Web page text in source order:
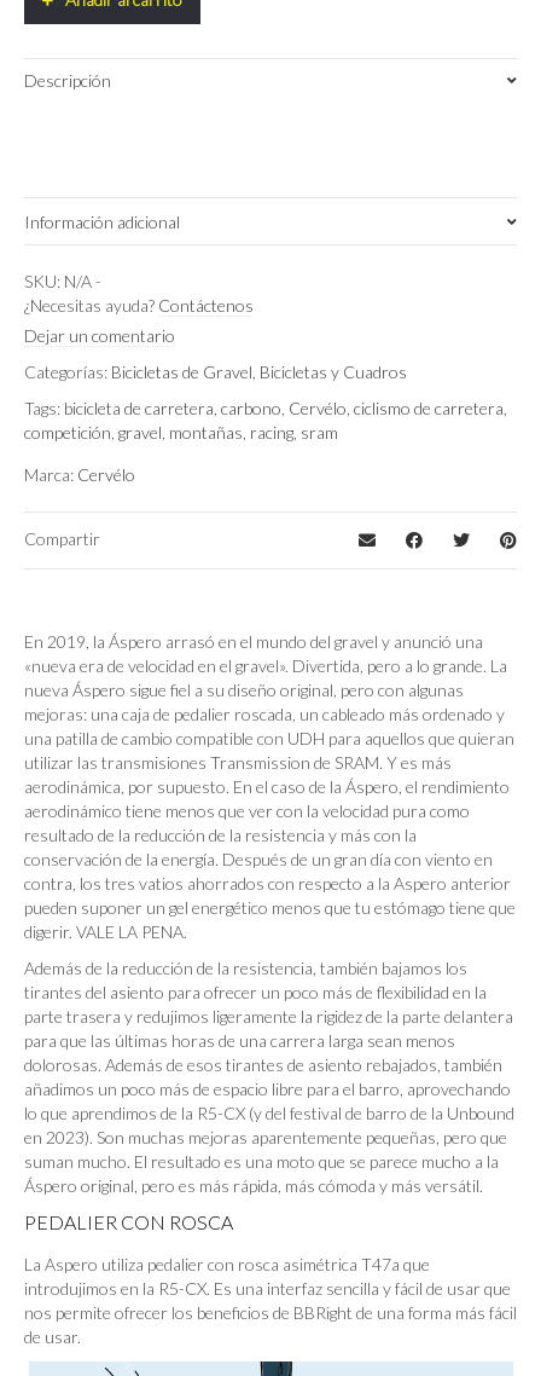
GRX
2X
2025
Descripción
Información adicional
Color
Montaje
SKU: N/A-
¿Necesitas ayuda? Contáctenos
Dejar un comentario
Categorías: Bicicletas de Gravel, Bicicletas y Cuadros
Tags: bicicleta de carretera, carbono, Cervélo, ciclismo de carretera,
competición, gravel, montañas, racing, sram
Marca: Cervélo
Compartir
En 2019, la Áspero arrasó en el mundo del gravel y anunció una
«nueva era de velocidad en el gravel». Divertida, pero a lo grande. La
nueva Áspero sigue fiel a su diseño original, pero con algunas
mejoras: una caja de pedalier roscada, un cableado más ordenado y
una patilla de cambio compatible con UDH para aquellos que quieran
utilizar las transmisiones Transmission de SRAM. Y es más
aerodinámica, por supuesto. En el caso de la Áspero, el rendimiento
aerodinámico tiene menos que ver con la velocidad pura como
resultado de la reducción de la resistencia y más con la
conservación de la energía. Después de un gran día con viento en
contra, los tres vatios ahorrados con respecto a la Aspero anterior
pueden suponer un gel energético menos que tu estómago tiene que
digerir. VALE LA PENA.
Además de la reducción de la resistencia, también bajamos los
tirantes del asiento para ofrecer un poco más de flexibilidad en la
parte trasera y redujimos ligeramente la rigidez de la parte delantera
para que las últimas horas de una carrera larga sean menos
dolorosas. Además de esos tirantes de asiento rebajados, también
añadimos un poco más de espacio libre para el barro, aprovechando
lo que aprendimos de la R5-CX (y del festival de barro de la Unbound
en 2023). Son muchas mejoras aparentemente pequeñas, pero que
suman mucho. El resultado es una moto que se parece mucho a la
Áspero original, pero es más rápida, más cómoda y más versátil.
PEDALIER CON ROSCA
La Aspero utiliza pedalier con rosca asimétrica T47a que
introdujimos en la R5-CX. Es una interfaz sencilla y fácil de usar que
nos permite ofrecer los beneficios de BBRight de una forma más fácil
de usar.